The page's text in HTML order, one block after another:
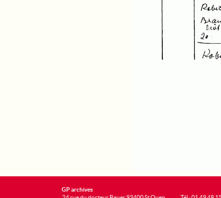
GP archives